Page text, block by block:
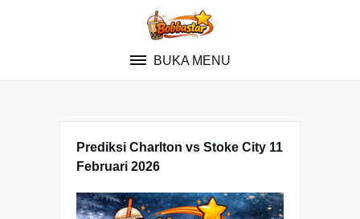
BUKA MENU
Prediksi Charlton vs Stoke City 11
Februari 2026